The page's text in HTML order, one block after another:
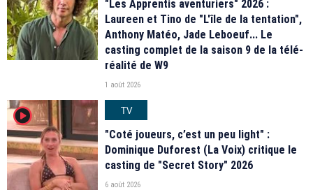
"Les Apprentis aventuriers" 2026 :
Laureen et Tino de "L'île de la tentation",
Anthony Matéo, Jade Leboeuf... Le
casting complet de la saison 9 de la télé-
réalité de W9
1 août 2026
player2
TV
"Coté joueurs, c’est un peu light" :
Dominique Duforest (La Voix) critique le
casting de "Secret Story" 2026
6 août 2026